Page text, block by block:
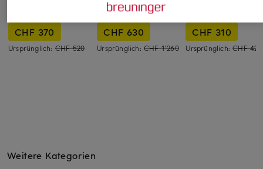
CHF 370
Ursprünglich: CHF 520
Strickrock
CHF 630
Ursprünglich: CHF 1'260
CHF 310
Ursprünglich:CHF 420
Weitere Kategorien